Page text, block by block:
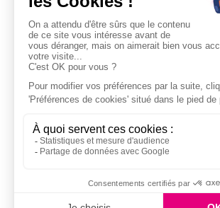
15,07€
dont0,05€d'éco-part
dont 3,36€ de rcp
BESOIN D'AIDE ?
TROUVEZ-NOUS !